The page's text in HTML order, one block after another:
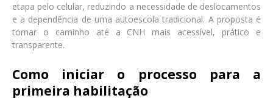
etapa pelo celular, reduzindo a necessidade de deslocamentos
e a dependência de uma autoescola tradicional. A proposta é
tornar o caminho até a CNH mais acessível, prático e
transparente.
Como iniciar o processo para a
primeira habilitação